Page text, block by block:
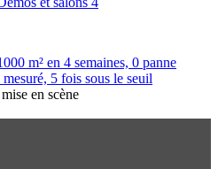
m² en 4 semaines, 0 panne
5 fois sous le seuil
en scène